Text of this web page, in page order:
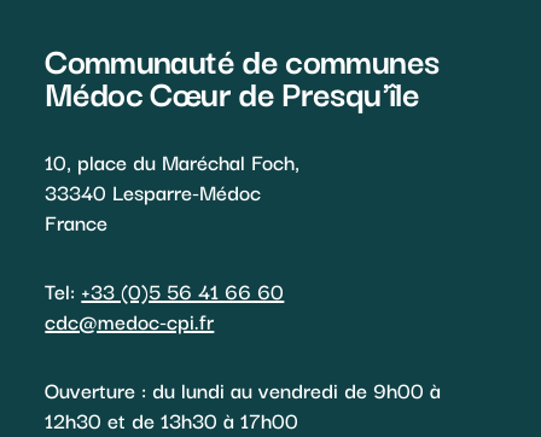
Communauté de communes
Médoc Cœur de Presqu'île
10, place du Maréchal Foch,
33340 Lesparre-Médoc
France
Tel: +33 (0)5 56 41 66 60
cdc@medoc-cpi.fr
Ouverture : du lundi au vendredi de 9h00 à
12h30 et de 13h30 à 17h00